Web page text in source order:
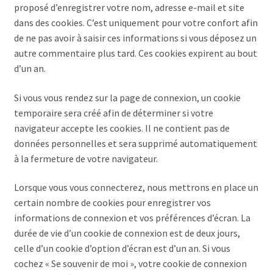
proposé d’enregistrer votre nom, adresse e-mail et site
dans des cookies. C’est uniquement pour votre confort afin
de ne pas avoir à saisir ces informations si vous déposez un
autre commentaire plus tard. Ces cookies expirent au bout
d’un an.
Si vous vous rendez sur la page de connexion, un cookie
temporaire sera créé afin de déterminer si votre
navigateur accepte les cookies. Il ne contient pas de
données personnelles et sera supprimé automatiquement
à la fermeture de votre navigateur.
Lorsque vous vous connecterez, nous mettrons en place un
certain nombre de cookies pour enregistrer vos
informations de connexion et vos préférences d’écran. La
durée de vie d’un cookie de connexion est de deux jours,
celle d’un cookie d’option d’écran est d’un an. Si vous
cochez « Se souvenir de moi », votre cookie de connexion